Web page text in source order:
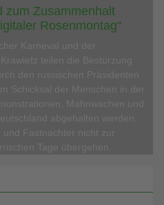
zum Zusammenhalt
Rosenmontag“